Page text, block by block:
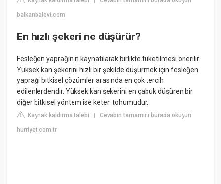
balkanbalevi.com
En hızlı şekeri ne düşürür?
Fesleğen yaprağının kaynatılarak birlikte tüketilmesi önerilir.
Yüksek kan şekerini hızlı bir şekilde düşürmek için fesleğen
yaprağı bitkisel çözümler arasında en çok tercih
edilenlerdendir. Yüksek kan şekerini en çabuk düşüren bir
diğer bitkisel yöntem ise keten tohumudur.
Kaynak kaldırma talebi |Cevabın tamamını burada okuyun:
hurriyet.com.tr